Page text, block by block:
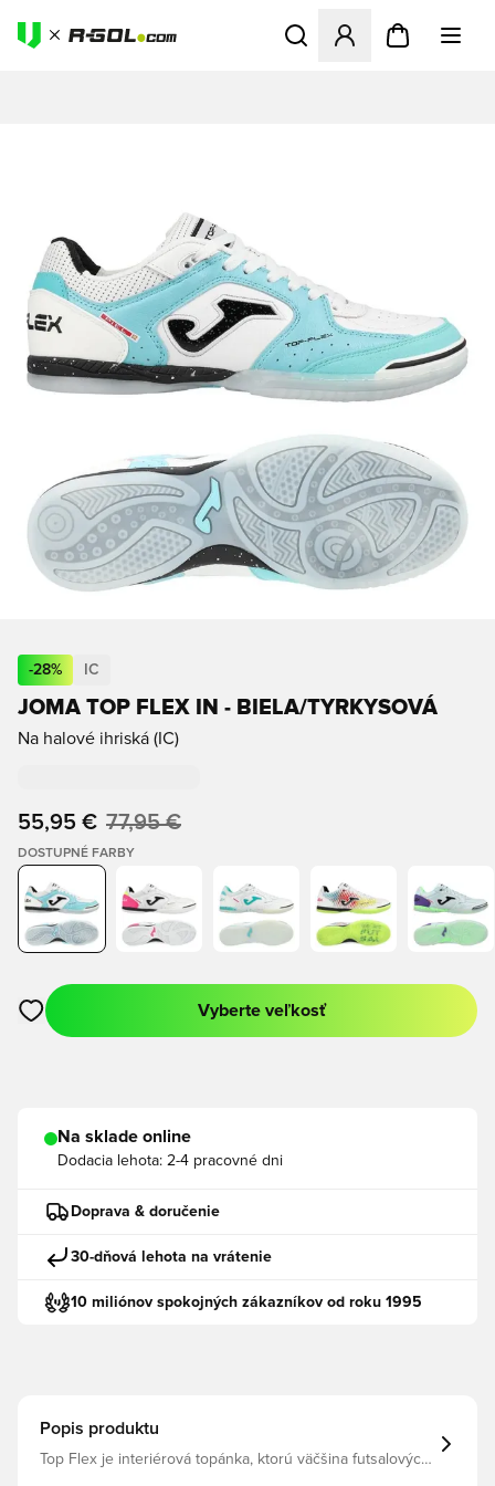
Otvorí modál na
-28% IC
JOMA TOP FLEX IN - BIELA/TYRKYSOVÁ
Na halové ihriská (IC)
55,95 € 77,95 €
DOSTUPNÉ FARBY
Otvorí modál na prihlásenie alebo registráciu ako člen
Vyberte veľkosť
Na sklade online
Dodacia lehota: 2-4 pracovné dni
Doprava & doručenie
30-dňová lehota na vrátenie
10 miliónov spokojných zákazníkov od roku 1995
Popis produktu
Top Flex je interiérová topánka, ktorú väčšina futsalových